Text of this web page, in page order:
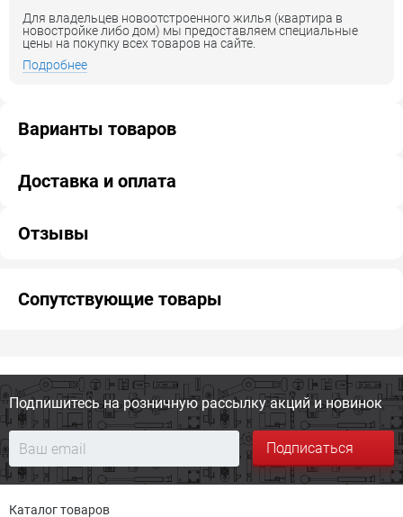
Для владельцев новоотстроенного жилья (квартира в
новостройке либо дом) мы предоставляем специальные
цены на покупку всех товаров на сайте.
Подробнее
Варианты товаров
Доставка и оплата
Отзывы
Сопутствующие товары
Подпишитесь на розничную рассылку акций и новинок
Подписаться
Каталог товаров